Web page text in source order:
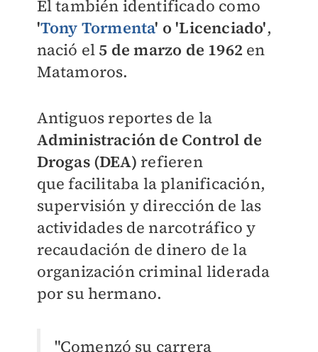
El también identificado como
'Tony Tormenta' o 'Licenciado',
nació el 5 de marzo de 1962 en
Matamoros.
Antiguos reportes de la
Administración de Control de
Drogas (DEA) refieren
quefacilitaba la planificación,
supervisión y dirección de las
actividades de narcotráfico y
recaudación de dinero de la
organización criminal liderada
por su hermano.
"Comenzó su carrera